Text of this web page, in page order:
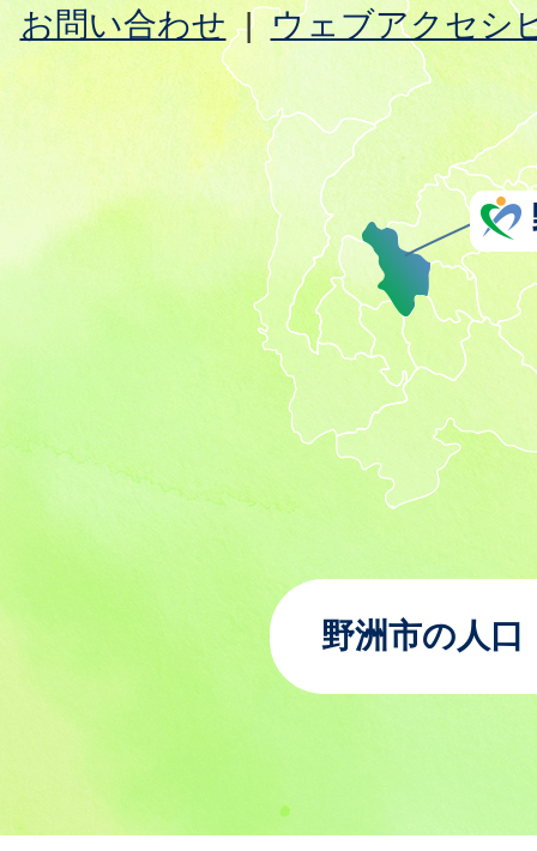
お問い合わせ ウェブアクセシ
野洲市の人口